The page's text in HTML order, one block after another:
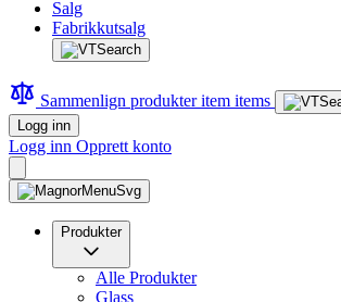
Salg
Fabrikkutsalg
Sammenlign produkteritem items
Logg inn
Logg inn Opprett konto
Produkter
Alle Produkter
Glass